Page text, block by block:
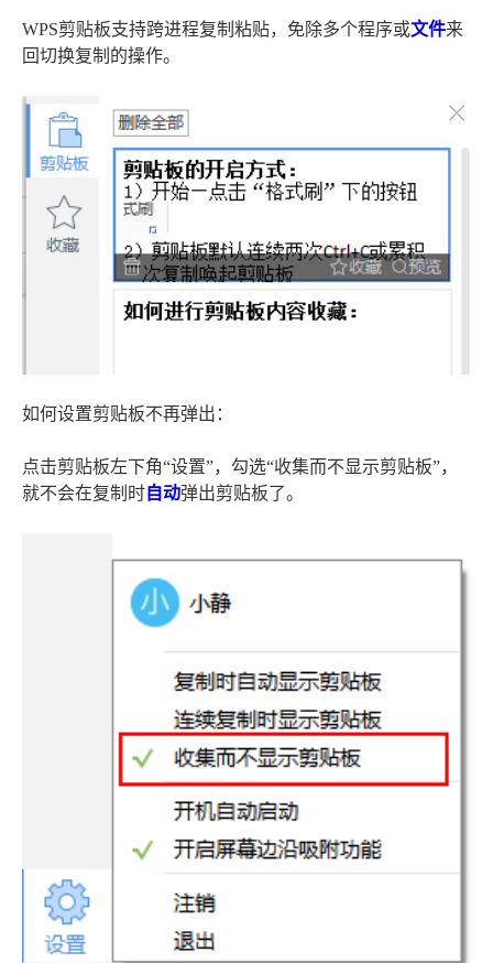
WPS剪贴板支持跨进程复制粘贴，免除多个程序或文件来
回切换复制的操作。
如何设置剪贴板不再弹出：
点击剪贴板左下角“设置”，勾选“收集而不显示剪贴板”，
就不会在复制时自动弹出剪贴板了。